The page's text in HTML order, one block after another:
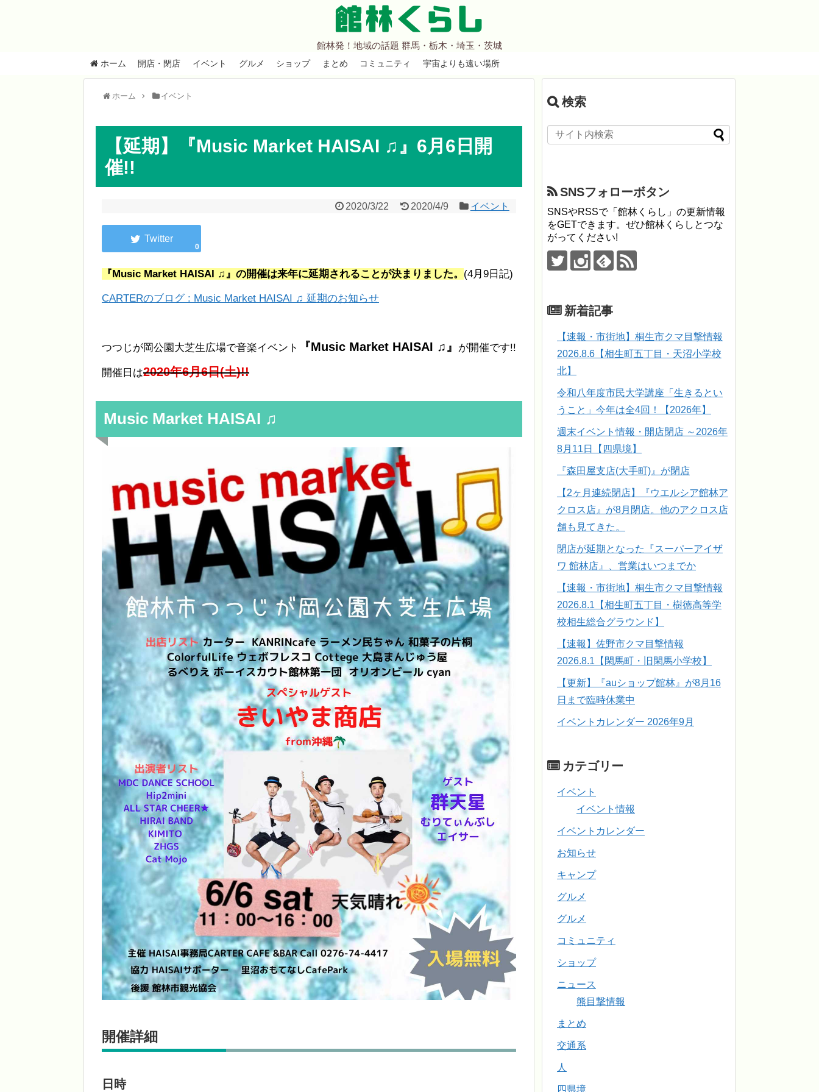
館林くらし
館林発！地域の話題 群馬・栃木・埼玉・茨城
ホーム 開店・閉店 イベント グルメ ショップ まとめ コミュニティ 宇宙よりも遠い場所
ホーム イベント
【延期】『Music Market HAISAI ♫』6月6日開
催!!
2020/3/22 2020/4/9 イベント
0
『Music Market HAISAI ♫』の開催は来年に延期されることが決まりました。 (4月9日記)
CARTERのブログ : Music Market HAISAI ♫ 延期のお知らせ
つつじが岡公園大芝生広場で音楽イベント 『Music Market HAISAI ♫』 が開催です!!
開催日は2020年6月6日(土)!!
Music Market HAISAI ♫
開催詳細
日時
検索
SNSフォローボタン
SNSやRSSで「館林くらし」の更新情報
をGETできます。ぜひ館林くらしとつな
がってください!
新着記事
【速報・市街地】桐生市クマ目撃情報
2026.8.6【相生町五丁目・天沼小学校
北】
令和八年度市民大学講座「生きるとい
うこと」今年は全4回！【2026年】
週末イベント情報・開店閉店 ～2026年
8月11日【四県境】
『森田屋支店(大手町)』が閉店
【2ヶ月連続閉店】『ウエルシア館林ア
クロス店』が8月閉店。他のアクロス店
舗も見てきた。
閉店が延期となった『スーパーアイザ
ワ 館林店』、営業はいつまでか
【速報・市街地】桐生市クマ目撃情報
2026.8.1【相生町五丁目・樹徳高等学
校相生総合グラウンド】
【速報】佐野市クマ目撃情報
2026.8.1【閑馬町・旧閑馬小学校】
【更新】『auショップ館林』が8月16
日まで臨時休業中
イベントカレンダー 2026年9月
カテゴリー
イベント
イベント情報
イベントカレンダー
お知らせ
キャンプ
グルメ
グルメ
コミュニティ
ショップ
ニュース
熊目撃情報
まとめ
交通系
人
四県境